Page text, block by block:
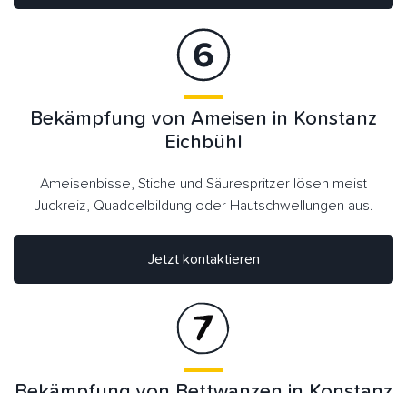
Jetzt kontaktieren
Bekämpfung von Ameisen in Konstanz
Eichbühl
Ameisenbisse, Stiche und Säurespritzer lösen meist
Juckreiz, Quaddelbildung oder Hautschwellungen aus.